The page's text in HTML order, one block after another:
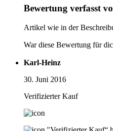
Bewertung verfasst
Artikel wie in der
War diese Bewertung für
Karl-Heinz
30. Juni 2016
Verifizierter Kauf